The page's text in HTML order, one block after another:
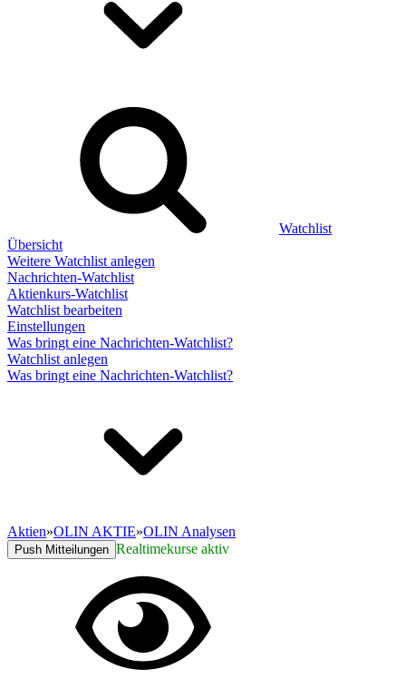
Watchlist
Übersicht
Weitere Watchlist anlegen
Nachrichten-Watchlist
Aktienkurs-Watchlist
Watchlist bearbeiten
Einstellungen
Was bringt eine Nachrichten-Watchlist?
Watchlist anlegen
Was bringt eine Nachrichten-Watchlist?
Aktien»OLIN AKTIE»OLIN Analysen
Push Mitteilungen Realtimekurse aktiv